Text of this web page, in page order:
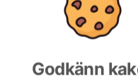
Godkänn